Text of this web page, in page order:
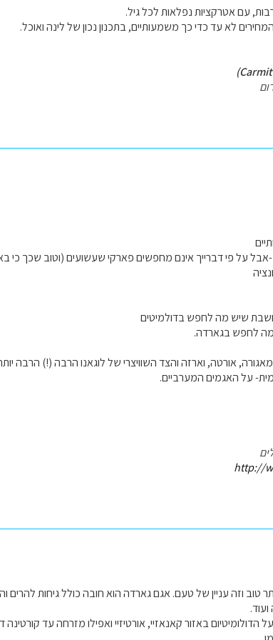
עם אטרקציות נפלאות לכל גיל.
לא עד כדי כך משמעותיים, בתכנון נכון של לינה ואוכל.
על פי דברייך אינם מחפשים פארקי שעשועים (וטוב שכך כי
שיש מה לחפש בדולמיטים
לחפש בגארדה.
אורטה, וארזה והצד השוויצרי של לוגאנו הרבה (!) הרבה
על האגמים המערביים.
http://
טוב וזה עניין של טעם. אגם גארדה הוא חובה כולל גיחות להרים
הדולומיטיום באזור קאנאזיי, אורטיזיי ואפילו מזרחה עד